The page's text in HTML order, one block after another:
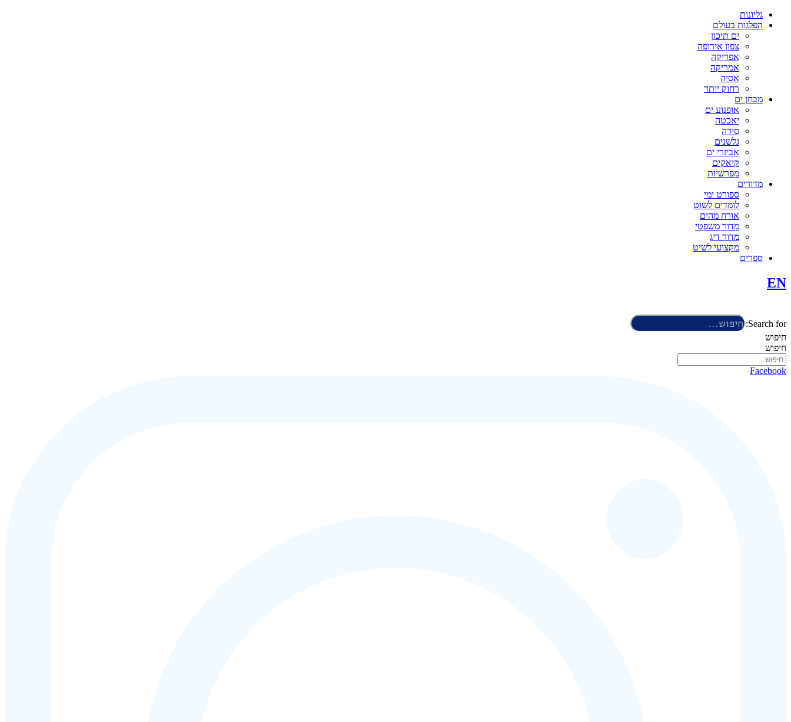
גליונות
הפלגות בעולם
ים תיכון
צפון אירופה
אפריקה
אמריקה
אסיה
רחוק יותר
מבחן ים
אופנוע ים
יאכטה
סירה
גלשנים
אביזרי ים
קיאקים
מפרשיות
מדורים
ספורט ימי
לומדים לשוט
אורח מהים
מדור משפטי
מדור דיג
מקצועי לשיט
ספרים
EN
Search for:
חיפוש
חיפוש
Facebook